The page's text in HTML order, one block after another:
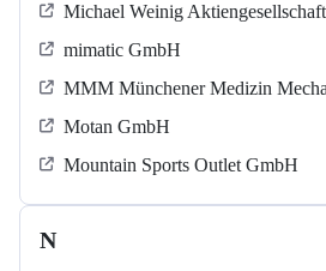
Michael Weinig Aktiengesellschaft
mimatic GmbH
MMM Münchener Medizin
Motan GmbH
Mountain Sports Outlet GmbH
N